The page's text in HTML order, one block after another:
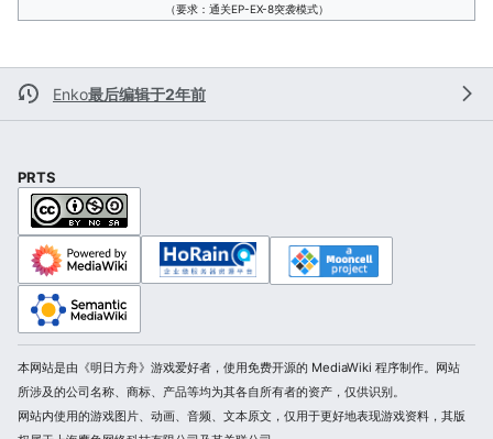
（要求：通关EP-EX-8突袭模式）
Enko最后编辑于2年前
PRTS
本网站是由《明日方舟》游戏爱好者，使用免费开源的 MediaWiki 程序制作。网站
所涉及的公司名称、商标、产品等均为其各自所有者的资产，仅供识别。
网站内使用的游戏图片、动画、音频、文本原文，仅用于更好地表现游戏资料，其版